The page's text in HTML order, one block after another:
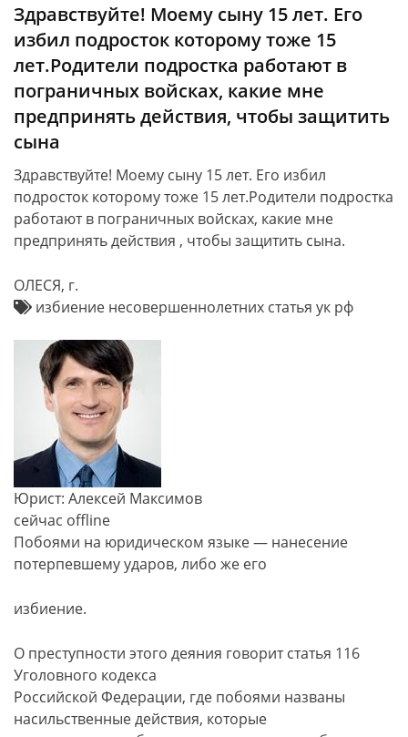
Здравствуйте! Моему сыну 15 лет. Его
избил подросток которому тоже 15
лет.Родители подростка работают в
пограничных войсках, какие мне
предпринять действия, чтобы защитить
сына
Здравствуйте! Моему сыну 15 лет. Его избил
подросток которому тоже 15 лет.Родители подростка
работают в пограничных войсках, какие мне
предпринять действия , чтобы защитить сына.
ОЛЕСЯ, г.
избиение несовершеннолетних статья ук рф
Юрист: Алексей Максимов
сейчас offline
Побоями на юридическом языке — нанесение
потерпевшему ударов, либо же его
избиение.
О преступности этого деяния говорит статья 116
Уголовного кодекса
Российской Федерации, где побоями названы
насильственные действия, которые